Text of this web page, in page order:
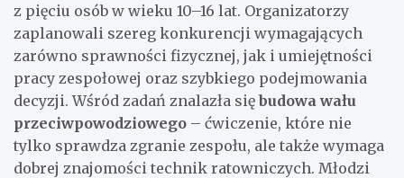
z pięciu osób w wieku 10–16 lat. Organizatorzy
zaplanowali szereg konkurencji wymagających
zarówno sprawności fizycznej, jak i umiejętności
pracy zespołowej oraz szybkiego podejmowania
decyzji. Wśród zadań znalazła się budowa wału
przeciwpowodziowego – ćwiczenie, które nie
tylko sprawdza zgranie zespołu, ale także wymaga
dobrej znajomości technik ratowniczych. Młodzi